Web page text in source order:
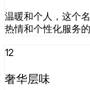
温暖和个人，这个
热情和个性化服务的
12
奢华层味